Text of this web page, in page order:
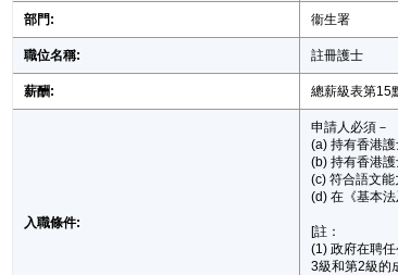
部門: 衞生署
職位名稱: 註冊護士
薪酬: 總薪級表第15
入職條件:
申請人必須－
(a) 持有香港
(b) 持有香港
(c) 符合語文
(d) 在《基本法
[註：
(1) 政府在聘
3級和第2級的